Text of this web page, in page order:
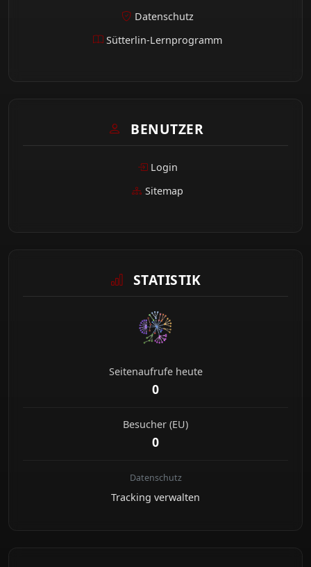
Datenschutz
Sütterlin-Lernprogramm
BENUTZER
Login
Sitemap
STATISTIK
Seitenaufrufe heute
0
Besucher (EU)
0
Datenschutz
Tracking verwalten